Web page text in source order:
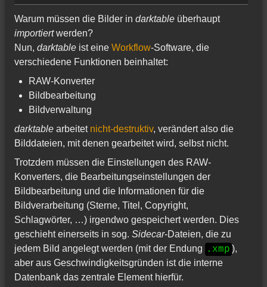
Warum müssen die Bilder in darktable überhaupt
importiertwerden?
Nun, darktable ist eine Workflow-Software, die
verschiedene Funktionen beinhaltet:
RAW-Konverter
Bildbearbeitung
Bildverwaltung
darktable arbeitet nicht-destruktiv, verändert also die
Bilddateien, mit denen gearbeitet wird, selbst nicht.
Trotzdem müssen die Einstellungen des RAW-
Konverters, die Bearbeitungseinstellungen der
Bildbearbeitung und die Informationen für die
Bildverarbeitung (Sterne, Titel, Copyright,
Schlagwörter, …) irgendwo gespeichert werden. Dies
geschieht einerseits in sog. Sidecar-Dateien, die zu
jedem Bild angelegt werden (mit der Endung .xmp ),
aber aus Geschwindigkeitsgründen ist die interne
Datenbank das zentrale Element hierfür.